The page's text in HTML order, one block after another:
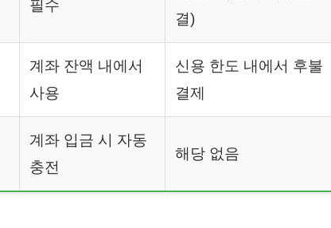
필수
결)
계좌 잔액 내에서
사용
신용 한도 내에서 후불
결제
계좌 입금 시 자동
충전
해당 없음